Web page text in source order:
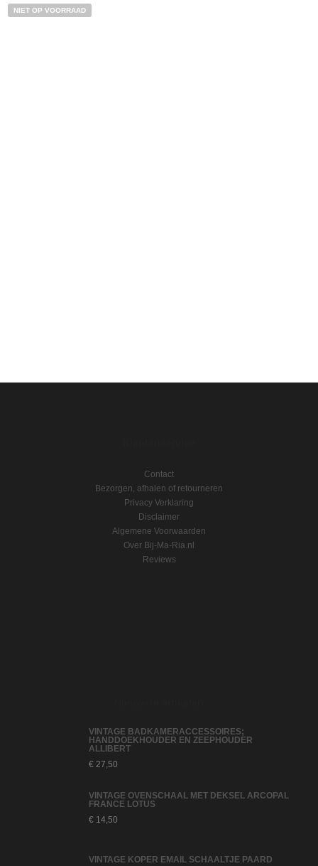
NIET OP VOORRAAD
Contact
Bezorgen, afhalen of retourneren
Privacy Verklaring
Disclaimer
Algemene Voorwaarden
Over Bij-Ma-Ria.nl
Reviews
VINTAGE BADKAMERACCESSOIRES;
HANDDOEKHOUDER EN ZEEPHOUDER
ALLIBERT
€ 27,50
VINTAGE OVENSCHAAL MET DEKSEL ARCOPAL
FRANCE LOTUS
€ 14,50
VINTAGE KOPER EMAIL SCHAALTJE PAARD